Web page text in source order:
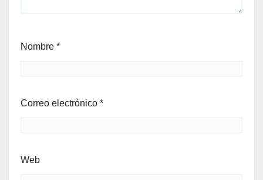
Nombre *
Correo electrónico *
Web